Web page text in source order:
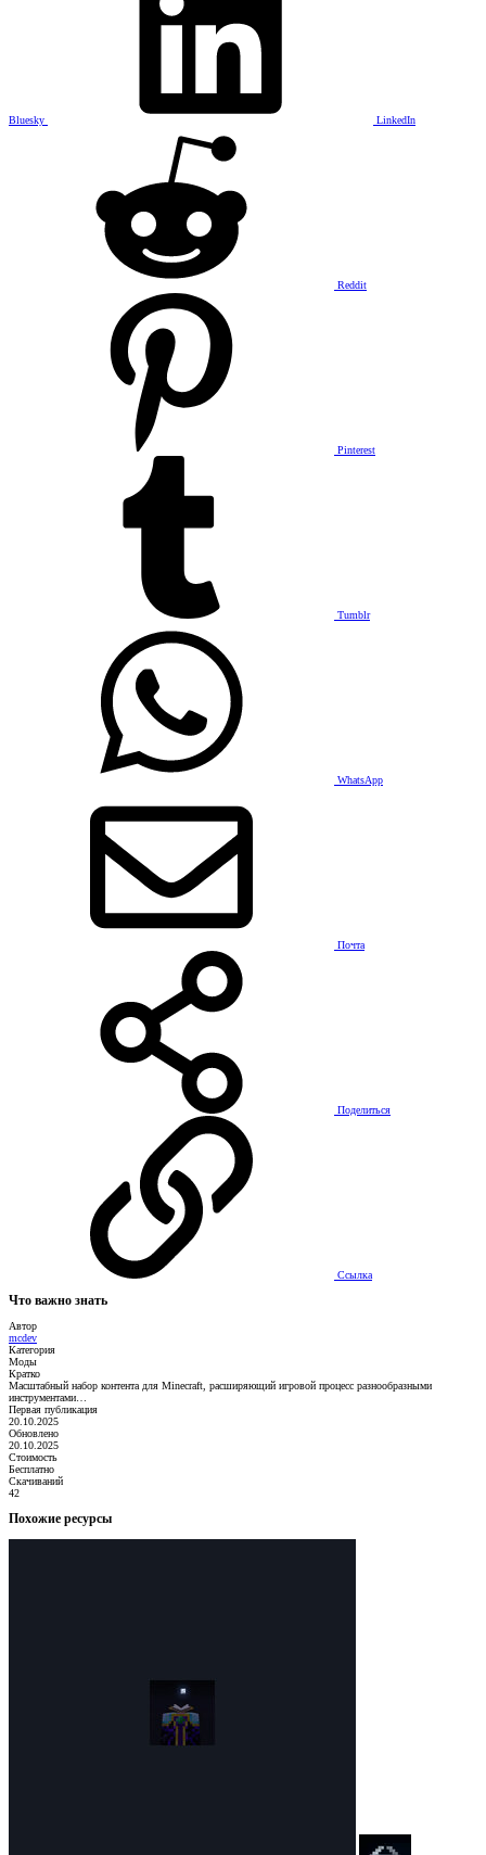
Bluesky LinkedIn
Reddit
Pinterest
Tumblr
WhatsApp
Почта
Поделиться
Ссылка
Что важно знать
Автор
mcdev
Категория
Моды
Кратко
Масштабный набор контента для Minecraft, расширяющий игровой процесс разнообразными
инструментами…
Первая публикация
20.10.2025
Обновлено
20.10.2025
Стоимость
Бесплатно
Скачиваний
42
Похожие ресурсы